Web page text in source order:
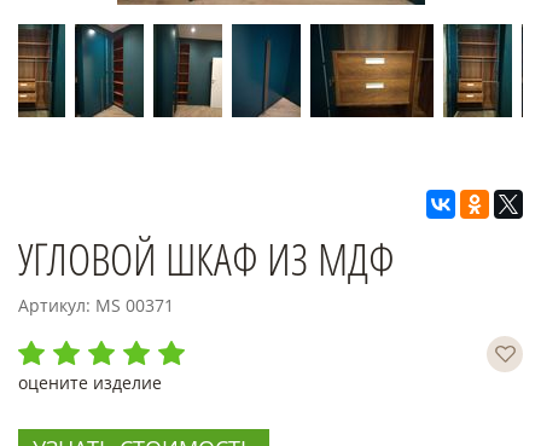
УГЛОВОЙ ШКАФ ИЗ МДФ
Артикул: MS 00371
оцените изделие